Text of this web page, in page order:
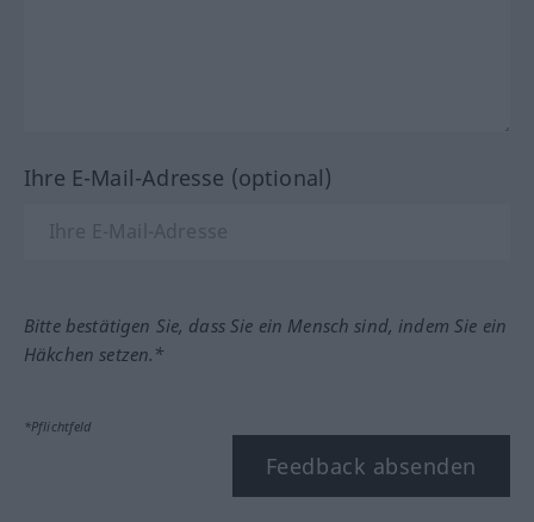
Ihre E-Mail-Adresse (optional)
Bitte bestätigen Sie, dass Sie ein Mensch sind, indem Sie ein
Häkchen setzen.*
*Pflichtfeld
Feedback absenden